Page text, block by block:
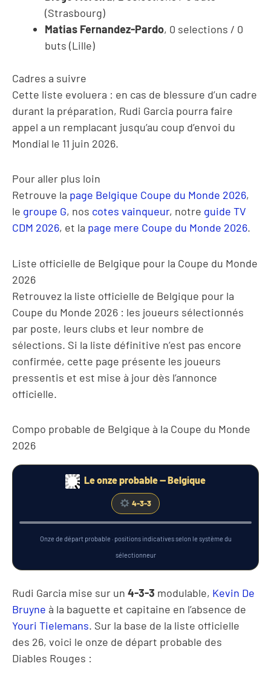
(Strasbourg)
Matias Fernandez-Pardo, 0 selections / 0
buts (Lille)
Cadres a suivre
Cette liste evoluera : en cas de blessure d’un cadre
durant la préparation, Rudi Garcia pourra faire
appel a un remplacant jusqu’au coup d’envoi du
Mondial le 11 juin 2026.
Pour aller plus loin
Retrouve la page Belgique Coupe du Monde 2026,
le groupe G, nos cotes vainqueur, notre guide TV
CDM 2026, et la page mere Coupe du Monde 2026.
Liste officielle de Belgique pour la Coupe du Monde
2026
Retrouvez la liste officielle de Belgique pour la
Coupe du Monde 2026 : les joueurs sélectionnés
par poste, leurs clubs et leur nombre de
sélections. Si la liste définitive n’est pas encore
confirmée, cette page présente les joueurs
pressentis et est mise à jour dès l’annonce
officielle.
Compo probable de Belgique à la Coupe du Monde
2026
Le onze probable — Belgique
4-3-3
Onze de départ probable · positions indicatives selon le système du
sélectionneur
Rudi Garcia mise sur un 4-3-3 modulable, Kevin De
Bruyne à la baguette et capitaine en l’absence de
Youri Tielemans . Sur la base de la liste officielle
des 26, voici le onze de départ probable des
Diables Rouges :